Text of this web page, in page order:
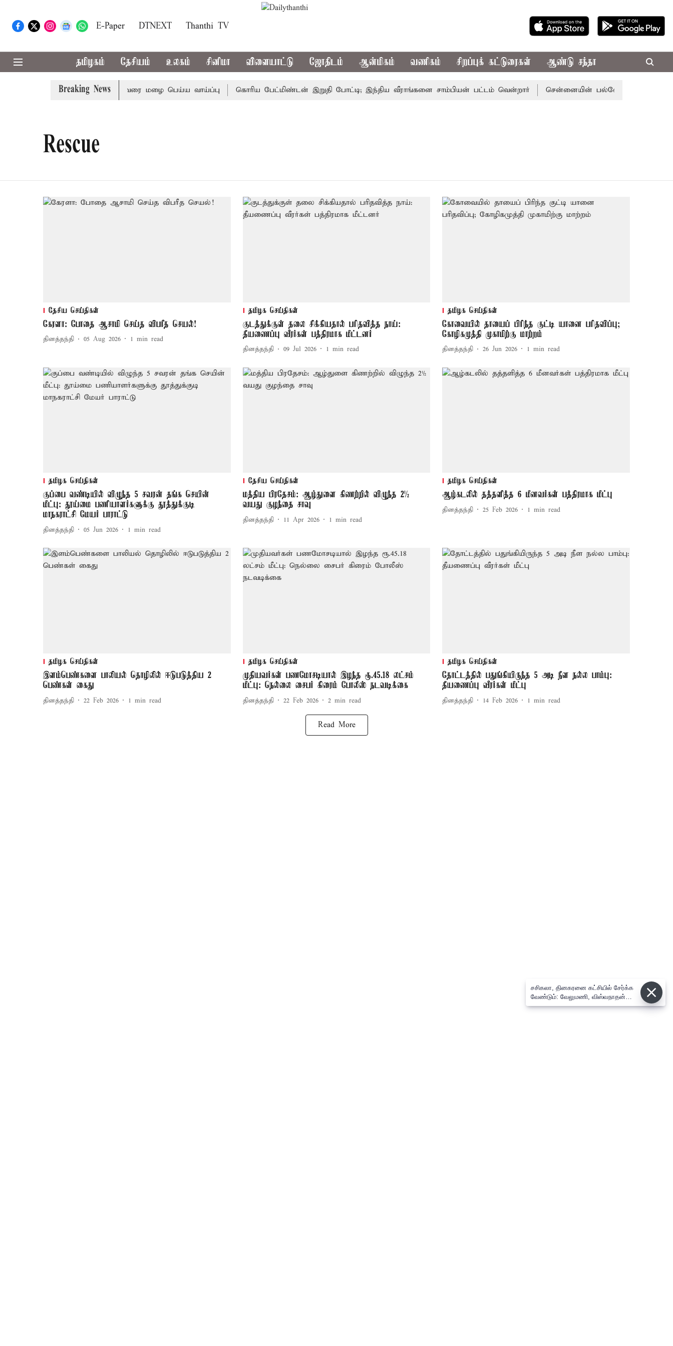
E-Paper DTNEXT Thanthi TV
தமிழகம் தேசியம் உலகம் சினிமா விளையாட்டு ஜோதிடம் ஆன்மிகம் வணிகம் சிறப்புக் கட்டுரைகள் ஆண்டு சந்தா
Breaking News
23 மாவட்டங்களில் இரவு 7 மணிவரை மழை பெய்ய வாய்ப்பு கொரிய பேட்மிண்டன் இறுதி போட்டி; இந்திய வீராங்கனை சாம்பியன் பட்டம் வென்றார் சென்னையின் பல்வேறு பகுதிகளில்
Rescue
தேசிய செய்திகள்
கேரளா: போதை ஆசாமி செய்த விபரீத செயல்!
தினத்தந்தி 05 Aug 2026 1 min read
தமிழக செய்திகள்
குடத்துக்குள் தலை சிக்கியதால் பரிதவித்த நாய்:
தீயணைப்பு வீரர்கள் பத்திரமாக மீட்டனர்
தினத்தந்தி 09 Jul 2026 1 min read
தமிழக செய்திகள்
கோவையில் தாயைப் பிரிந்த குட்டி யானை பரிதவிப்பு;
கோழிகமுத்தி முகாமிற்கு மாற்றம்
தினத்தந்தி 26 Jun 2026 1 min read
தமிழக செய்திகள்
குப்பை வண்டியில் விழுந்த 5 சவரன் தங்க செயின்
மீட்பு: தூய்மை பணியாளர்களுக்கு தூத்துக்குடி
மாநகராட்சி மேயர் பாராட்டு
தினத்தந்தி 05 Jun 2026 1 min read
தேசிய செய்திகள்
மத்திய பிரதேசம்: ஆழ்துளை கிணற்றில் விழுந்த 2½
வயது குழந்தை சாவு
தினத்தந்தி 11 Apr 2026 1 min read
தமிழக செய்திகள்
ஆழ்கடலில் தத்தளித்த 6 மீனவர்கள் பத்திரமாக மீட்பு
தினத்தந்தி 25 Feb 2026 1 min read
தமிழக செய்திகள்
இளம்பெண்களை பாலியல் தொழிலில் ஈடுபடுத்திய 2
பெண்கள் கைது
தினத்தந்தி 22 Feb 2026 1 min read
தமிழக செய்திகள்
முதியவர்கள் பணமோசடியால் இழந்த ரூ.45.18 லட்சம்
மீட்பு: நெல்லை சைபர் கிரைம் போலீஸ் நடவடிக்கை
தினத்தந்தி 22 Feb 2026 2 min read
தமிழக செய்திகள்
தோட்டத்தில் பதுங்கியிருந்த 5 அடி நீள நல்ல பாம்பு:
தீயணைப்பு வீரர்கள் மீட்பு
தினத்தந்தி 14 Feb 2026 1 min read
Read More
சசிகலா, தினகரனை கட்சியில் சேர்க்க
வேண்டும்: வேலுமணி, விஸ்வநாதன்
மீண்டும் போர்க்கொடி